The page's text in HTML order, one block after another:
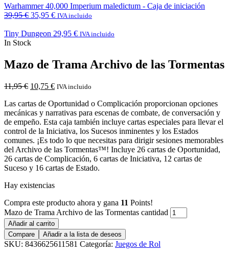
Warhammer 40,000 Imperium maledictum - Caja de iniciación
39,95€ 35,95 € IVA incluido
Tiny Dungeon 29,95 € IVA incluido
In Stock
Mazo de Trama Archivo de las Tormentas
11,95€ 10,75 € IVA incluido
Las cartas de Oportunidad o Complicación proporcionan opciones
mecánicas y narrativas para escenas de combate, de conversación y
de empeño. Esta caja también incluye cartas especiales para llevar el
control de la Iniciativa, los Sucesos inminentes y los Estados
comunes. ¡Es todo lo que necesitas para dirigir sesiones memorables
del Archivo de las Tormentas™! Incluye 26 cartas de Oportunidad,
26 cartas de Complicación, 6 cartas de Iniciativa, 12 cartas de
Suceso y 16 cartas de Estado.
Hay existencias
Compra este producto ahora y gana 11 Points!
Mazo de Trama Archivo de las Tormentas cantidad
Añadir al carrito
Compare
Añadir a la lista de deseos
SKU: 8436625611581 Categoría: Juegos de Rol